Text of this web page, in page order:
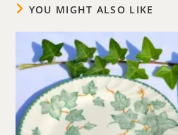
YOU MIGHT ALSO LIKE